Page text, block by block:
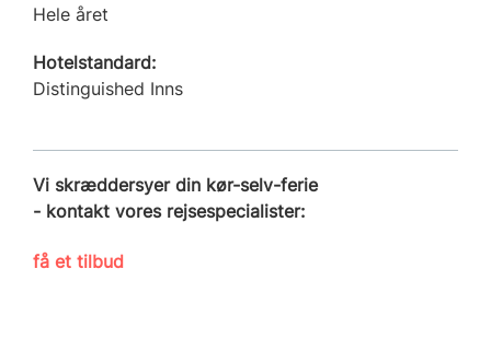
Hele året
Hotelstandard:
Distinguished Inns
Vi skræddersyer din kør-selv-ferie
- kontakt vores rejsespecialister:
få et tilbud